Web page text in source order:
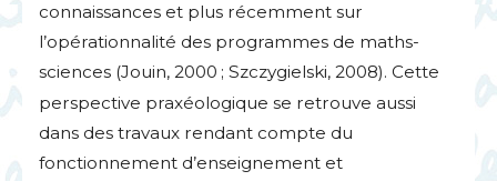
connaissances et plus récemment sur
l’opérationnalité des programmes de maths-
sciences (Jouin, 2000 ; Szczygielski, 2008). Cette
perspective praxéologique se retrouve aussi
dans des travaux rendant compte du
fonctionnement d’enseignement et